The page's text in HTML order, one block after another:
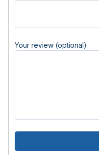
Your review (optional)